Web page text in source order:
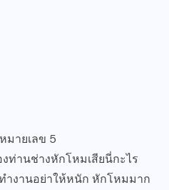
มายเลข 5
ท่านช่างหักโหมเสียนี่กะไร
ำงานอย่าให้หนัก หักโหมมาก